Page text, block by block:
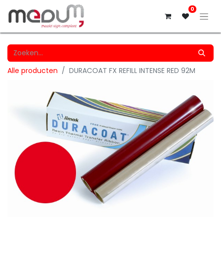
0
Alle producten DURACOAT FX REFILL INTENSE RED 92M